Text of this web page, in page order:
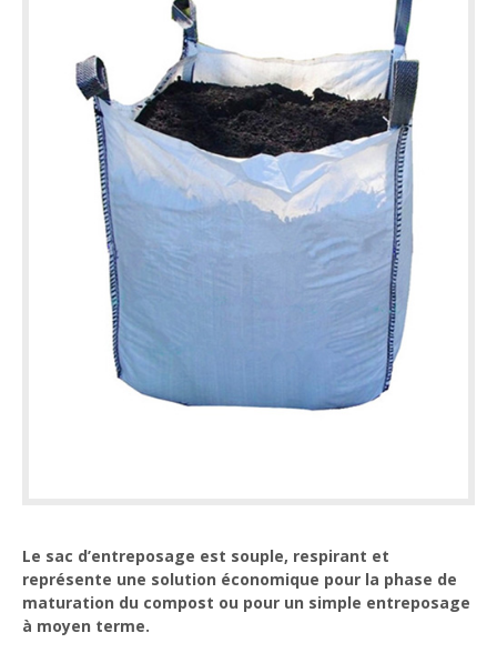
Le sac d’entreposage est souple, respirant et
représente une solution économique pour la phase de
maturation du compost ou pour un simple entreposage
à moyen terme.